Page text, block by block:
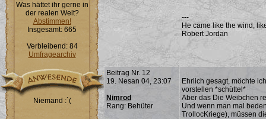
Was hättet ihr gerne in
der realen Welt?
Abstimmen!
Insgesamt: 665
Verbleibend: 84
Umfragearchiv
Niemand :`(
---
He came like the wind,
Robert Jordan
Beitrag Nr. 12
19. Nesan 04, 23:07
Nimrod
Rang: Behüter
Ehrlich gesagt, möchte
vorstellen *schüttel*
Aber das Die Weibchen
Und wenn man mal
TrollocKriege), müssen